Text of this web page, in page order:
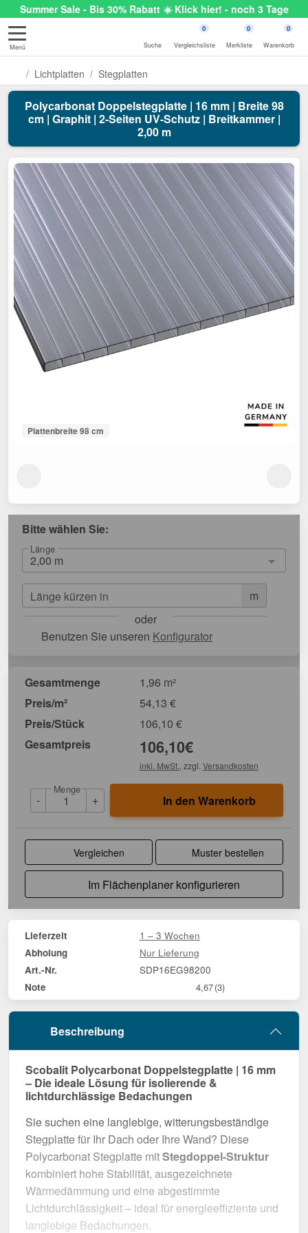
Summer Sale - Bis 30% Rabatt ☀️ Klick hier! - noch 3 Tage
Menü Suche
0
Vergleichsliste
0
Merkliste
0
Warenkorb
Lichtplatten Stegplatten
Polycarbonat Doppelstegplatte | 16 mm | Breite 98
cm | Graphit | 2-Seiten UV-Schutz | Breitkammer |
2,00 m
Plattenbreite 98 cm
Bitte wählen Sie:
Länge
m
Länge kürzen in
oder
Benutzen Sie unseren Konfigurator
Gesamtmenge
1,96 m²
Preis/m²
54,13 €
Preis/Stück
106,10 €
Gesamtpreis
106,10€
inkl. MwSt. , zzgl. Versandkosten
-
Menge
+ In den Warenkorb
Vergleichen Muster bestellen
Im Flächenplaner konfigurieren
Lieferzeit 1 – 3 Wochen
Abholung Nur Lieferung
Art.-Nr. SDP16EG98200
Note 4,67(3)
Beschreibung
Scobalit Polycarbonat Doppelstegplatte | 16 mm
– Die ideale Lösung für isolierende &
lichtdurchlässige Bedachungen
Sie suchen eine langlebige, witterungsbeständige
Stegplatte für Ihr Dach oder Ihre Wand? Diese
Polycarbonat Stegplatte mitStegdoppel-Struktur
kombiniert hohe Stabilität, ausgezeichnete
Wärmedämmung und eine abgestimmte
Lichtdurchlässigkeit – ideal für energieeffiziente und
langlebige Bedachungen.